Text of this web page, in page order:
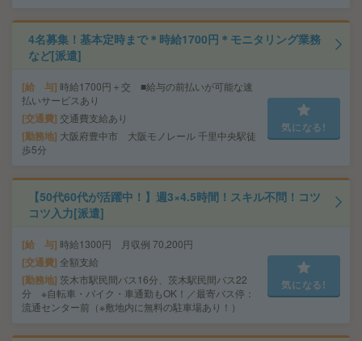
4名募集！基本定時まで＊時給1700円＊モニタリング業務
など[派遣]
給 与 時給1700円＋交 ■給与の前払いが可能な速
払いサービスあり
交通費 交通費支給あり
勤務地 大阪府豊中市 大阪モノレール 千里中央駅徒
歩5分
気になる!
【50代60代が活躍中！】週3×4.5時間！スキル不問！コツ
コツ入力[派遣]
給 与 時給1300円 月収例 70,200円
交通費 全額支給
勤務地 茨木市駅民間バス16分、茨木駅民間バス22
分 ※自転車・バイク・車通勤もOK！／最寄バス停：
流通センター前（※敷地内に無料の駐車場あり！）
気になる!